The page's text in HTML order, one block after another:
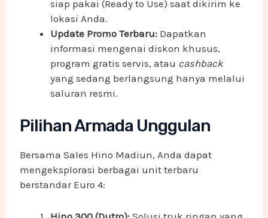
siap pakai (Ready to Use) saat dikirim ke
lokasi Anda.
Update Promo Terbaru: Dapatkan
informasi mengenai diskon khusus,
program gratis servis, atau cashback
yang sedang berlangsung hanya melalui
saluran resmi.
Pilihan Armada Unggulan
Bersama Sales Hino Madiun, Anda dapat
mengeksplorasi berbagai unit terbaru
berstandar Euro 4: